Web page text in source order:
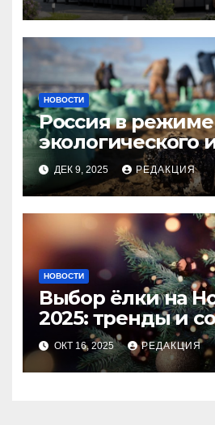
НОВОСТИ
Россия в режиме
экологического
ДЕК 9, 2025 РЕДАКЦИЯ
НОВОСТИ
Выбор ёлки на
2025: тренды и
идеального
ОКТ 16, 2025 РЕДАКЦИЯ